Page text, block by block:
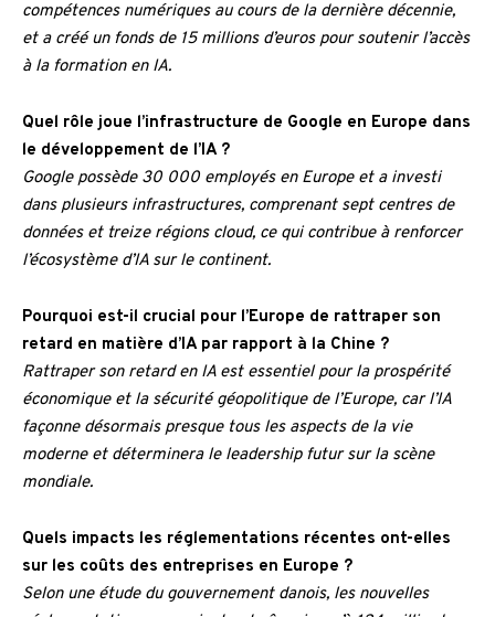
compétences numériques au cours de la dernière décennie,
et a créé un fonds de 15 millions d’euros pour soutenir l’accès
à la formation en IA.
Quel rôle joue l’infrastructure de Google en Europe dans
le développement de l’IA ?
Google possède 30 000 employés en Europe et a investi
dans plusieurs infrastructures, comprenant sept centres de
données et treize régions cloud, ce qui contribue à renforcer
l’écosystème d’IA sur le continent.
Pourquoi est-il crucial pour l’Europe de rattraper son
retard en matière d’IA par rapport à la Chine ?
Rattraper son retard en IA est essentiel pour la prospérité
économique et la sécurité géopolitique de l’Europe, car l’IA
façonne désormais presque tous les aspects de la vie
moderne et déterminera le leadership futur sur la scène
mondiale.
Quels impacts les réglementations récentes ont-elles
sur les coûts des entreprises en Europe ?
Selon une étude du gouvernement danois, les nouvelles